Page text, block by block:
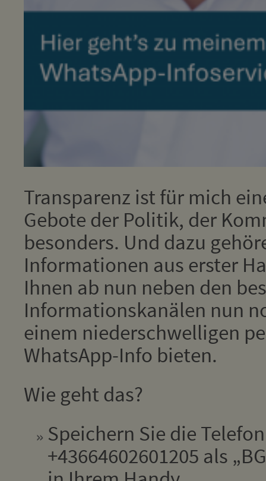
Transparenz ist für mich
Gebote der Politik, der
besonders. Und dazu
Informationen aus erster
Ihnen ab nun neben den
Informationskanälen nun
einem niederschwelligen
WhatsApp-Info bieten.
Wie geht das?
Speichern Sie die
+43664602601205 als